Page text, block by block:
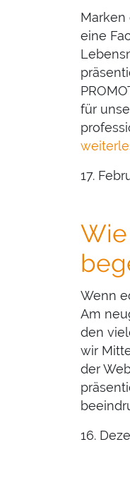
Marken
eine
für
17.
Wenn
Am
den
wir
der
16.